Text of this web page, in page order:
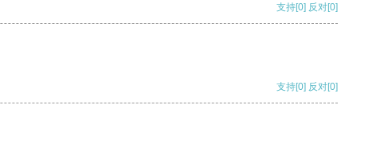
支持[0] 反对[0]
支持[0] 反对[0]